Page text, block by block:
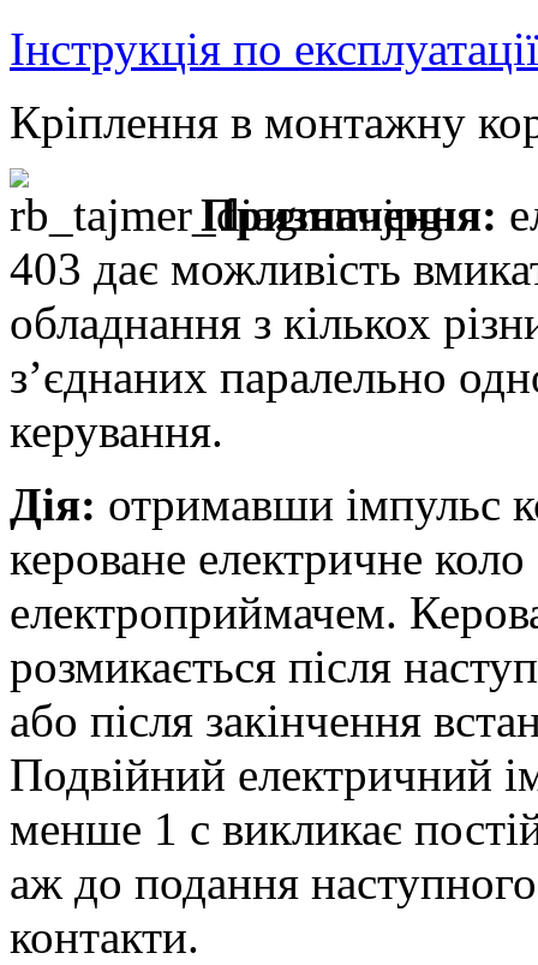
Інструкція по експлуатації
Кріплення в монтажну
Призначення:
403 дає можливість
обладнання з кількох
з’єднаних паралельно
керування.
Дія: отримавши імпульс
кероване електричне
електроприймачем.
розмикається після
або після закінчення
Подвійний електричний
менше 1 с викликає
аж до подання
контакти.